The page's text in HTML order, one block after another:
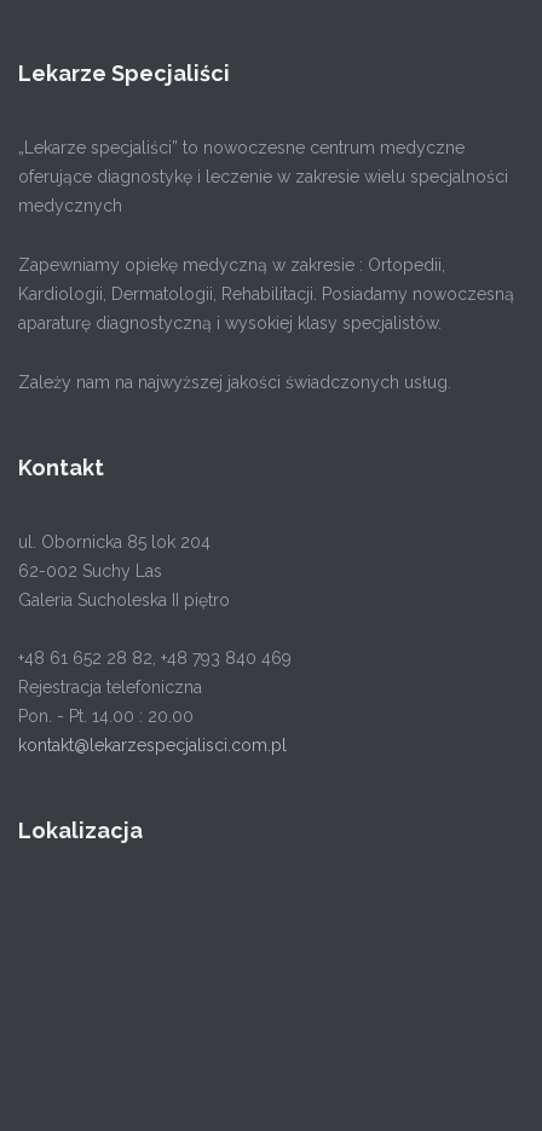
Lekarze Specjaliści
„Lekarze specjaliści” to nowoczesne centrum medyczne
oferujące diagnostykę i leczenie w zakresie wielu specjalności
medycznych
Zapewniamy opiekę medyczną w zakresie : Ortopedii,
Kardiologii, Dermatologii, Rehabilitacji. Posiadamy nowoczesną
aparaturę diagnostyczną i wysokiej klasy specjalistów.
Zależy nam na najwyższej jakości świadczonych usług.
Kontakt
ul. Obornicka 85 lok 204
62-002 Suchy Las
Galeria Sucholeska II piętro
+48 61 652 28 82, +48 793 840 469
Rejestracja telefoniczna
Pon. - Pt. 14.00 : 20.00
kontakt@lekarzespecjalisci.com.pl
Lokalizacja